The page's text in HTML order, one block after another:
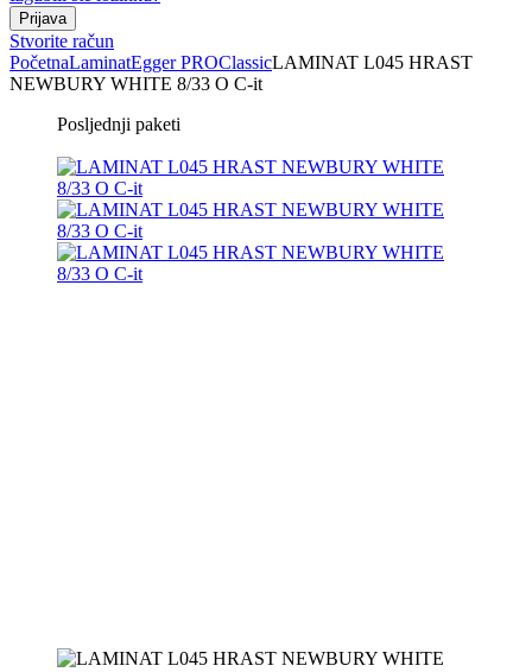
Stvorite račun
PočetnaLaminatEgger PROClassicLAMINAT L045 HRAST
NEWBURY WHITE 8/33 O C-it
Posljednji paketi